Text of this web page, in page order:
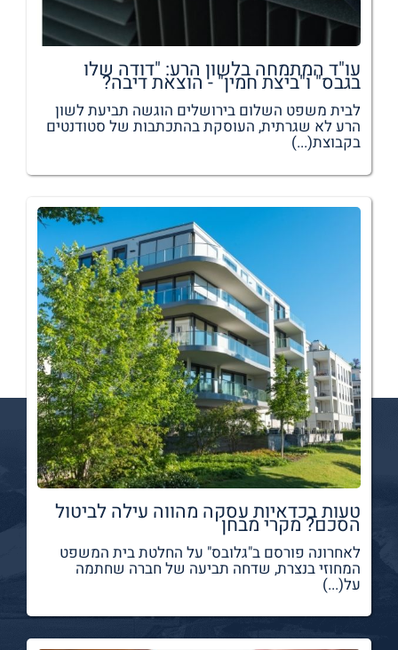
עו"ד המתמחה בלשון הרע: "דודה שלו
בגבס" ו"ביצת חמין" - הוצאת דיבה?
לבית משפט השלום בירושלים הוגשה תביעת לשון
הרע לא שגרתית, העוסקת בהתכתבות של סטודנטים
בקבוצת(...)
טעות בכדאיות עסקה מהווה עילה לביטול
הסכם? מקרי מבחן
לאחרונה פורסם ב"גלובס" על החלטת בית המשפט
המחוזי בנצרת, שדחה תביעה של חברה שחתמה
על(...)